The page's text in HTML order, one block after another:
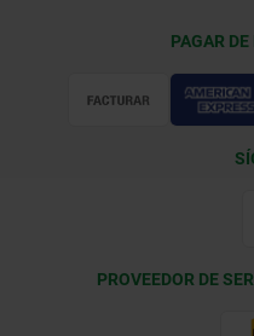
PAGAR
PROVEEDOR DE